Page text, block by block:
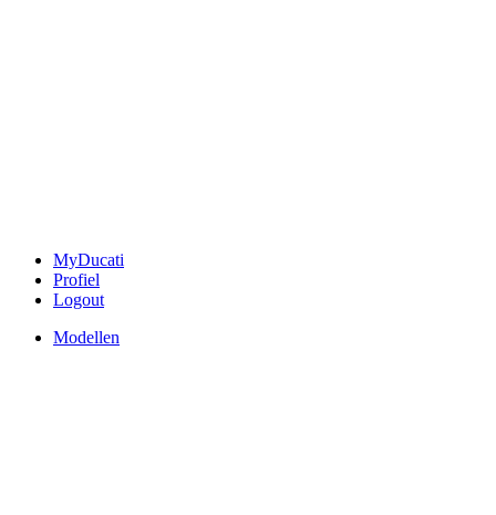
MyDucati
Profiel
Logout
Modellen